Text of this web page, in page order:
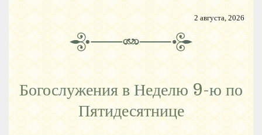
2 августа, 2026
Богослужения в Неделю 9-ю по
Пятидесятнице